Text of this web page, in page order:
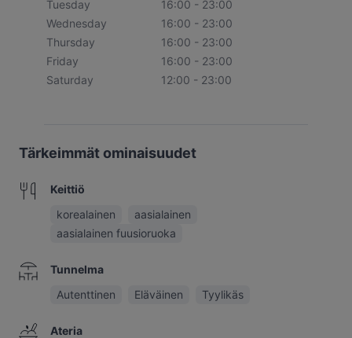
Tuesday
16:00 - 23:00
Wednesday
16:00 - 23:00
Thursday
16:00 - 23:00
Friday
16:00 - 23:00
Saturday
12:00 - 23:00
Tärkeimmät ominaisuudet
Keittiö
korealainen
aasialainen
aasialainen fuusioruoka
Tunnelma
Autenttinen
Eläväinen Tyylikäs
Ateria